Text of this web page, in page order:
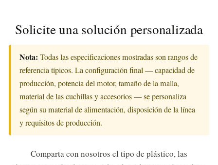
Solicite una solución personalizada
Nota: Todas las especificaciones mostradas son rangos de
referencia típicos. La configuración final — capacidad de
producción, potencia del motor, tamaño de la malla,
material de las cuchillas y accesorios — se personaliza
según su material de alimentación, disposición de la línea
y requisitos de producción.
Comparta con nosotros el tipo de plástico, las